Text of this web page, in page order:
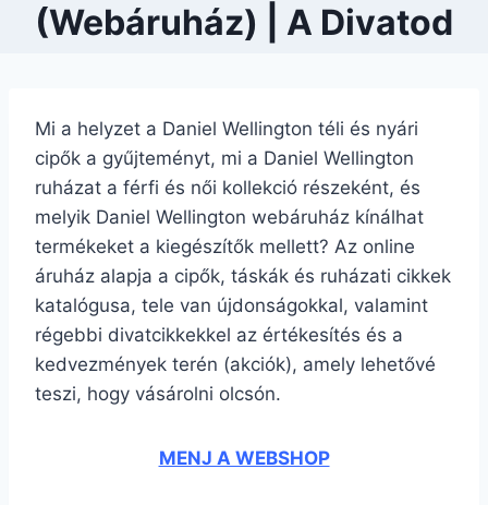
(Webáruház) | A Divatod
Mi a helyzet a Daniel Wellington téli és nyári
cipők a gyűjteményt, mi a Daniel Wellington
ruházat a férfi és női kollekció részeként, és
melyik Daniel Wellington webáruház kínálhat
termékeket a kiegészítők mellett? Az online
áruház alapja a cipők, táskák és ruházati cikkek
katalógusa, tele van újdonságokkal, valamint
régebbi divatcikkekkel az értékesítés és a
kedvezmények terén (akciók), amely lehetővé
teszi, hogy vásárolni olcsón.
MENJ A WEBSHOP